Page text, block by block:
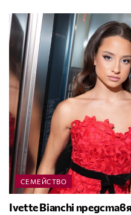
СЕМЕЙСТВО
Ivette Bianchi